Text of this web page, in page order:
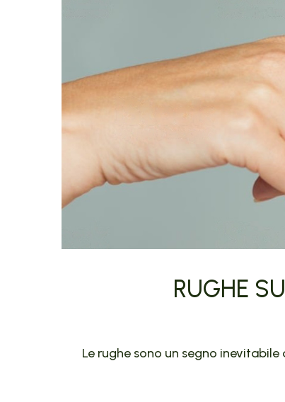
RUGHE
Le rughe sono un segno